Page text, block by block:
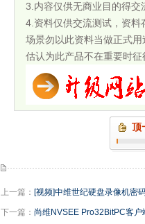
3.内容仅供无商业目的得交
4.资料仅供交流测试，资料
场景勿以此资料当做正式
估认为此产品不在重要时征
顶
上一篇： [视频]中维世纪硬盘录像机密
下一篇： 尚维NVSEE Pro32BitPC客户